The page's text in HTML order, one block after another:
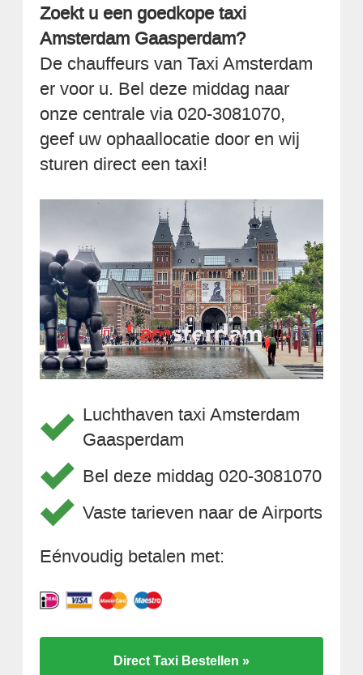
Zoekt u een goedkope taxi
Amsterdam Gaasperdam?
De chauffeurs van Taxi Amsterdam
er voor u. Bel deze middag naar
onze centrale via 020-3081070,
geef uw ophaallocatie door en wij
sturen direct een taxi!
Luchthaven taxi Amsterdam
Gaasperdam
Bel deze middag 020-3081070
Vaste tarieven naar de Airports
Eénvoudig betalen met:
Direct Taxi Bestellen »